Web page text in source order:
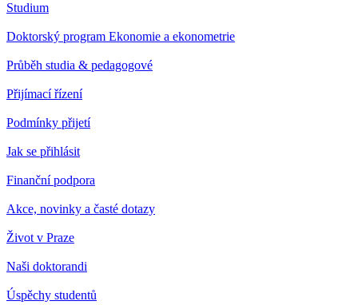
Studium
Doktorský program Ekonomie a ekonometrie
Průběh studia & pedagogové
Přijímací řízení
Podmínky přijetí
Jak se přihlásit
Finanční podpora
Akce, novinky a časté dotazy
Život v Praze
Naši doktorandi
Úspěchy studentů